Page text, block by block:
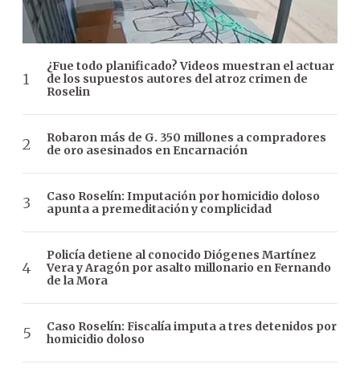
¿Fue todo planificado? Videos muestran el actuar
de los supuestos autores del atroz crimen de
Roselin
Robaron más de G. 350 millones a compradores
de oro asesinados en Encarnación
Caso Roselín: Imputación por homicidio doloso
apunta a premeditación y complicidad
Policía detiene al conocido Diógenes Martínez
Vera y Aragón por asalto millonario en Fernando
de la Mora
Caso Roselín: Fiscalía imputa a tres detenidos por
homicidio doloso